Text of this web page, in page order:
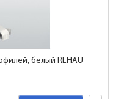
белый REHAU